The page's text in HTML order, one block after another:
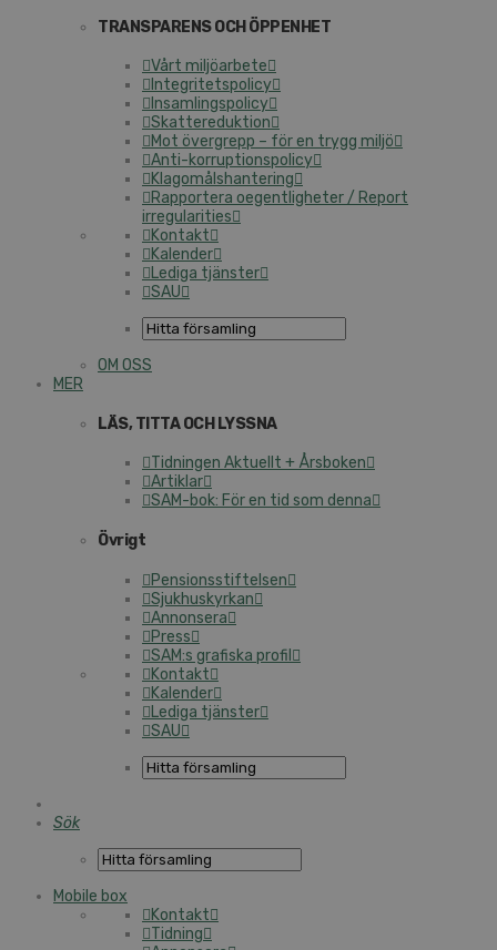
TRANSPARENS OCH ÖPPENHET
Vårt miljöarbete
Integritetspolicy
Insamlingspolicy
Skattereduktion
Mot övergrepp – för en trygg miljö
Anti-korruptionspolicy
Klagomålshantering
Rapportera oegentligheter / Report
irregularities
Kontakt
Kalender
Lediga tjänster
SAU
OM OSS
MER
LÄS, TITTA OCH LYSSNA
Tidningen Aktuellt + Årsboken
Artiklar
SAM-bok: För en tid som denna
Övrigt
Pensionsstiftelsen
Sjukhuskyrkan
Annonsera
Press
SAM:s grafiska profil
Kontakt
Kalender
Lediga tjänster
SAU
Sök
Mobile box
Kontakt
Tidning